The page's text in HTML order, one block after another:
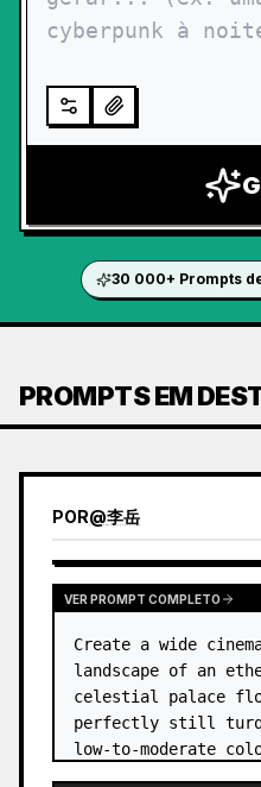
30 000+ Prompts
PROMPTS EM
POR@李岳
VER PROMPT COMPLETO
Create a wide
landscape of an
celestial palace
perfectly still
low-to-moderate